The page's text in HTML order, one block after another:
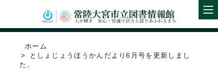
ホーム
としょじょうほうかんだより6月号を更新しまし
た。